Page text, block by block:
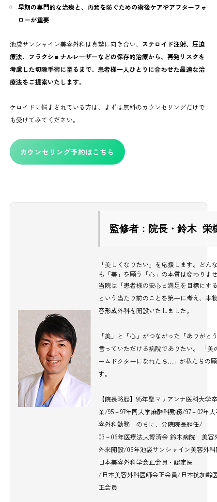
早期の専門的な治療と、再発を防ぐための術後ケアやアフターフォ
ローが重要
池袋サンシャイン美容外科は真摯に向き合い、 ステロイド注射、圧迫
療法、フラクショナルレーザーなどの保存的治療から、再発リスクを
考慮した切除手術に至るまで、患者様一人ひとりに合わせた最適な治
療法をご提案いたします。
ケロイドに悩まされている方は、まずは無料のカウンセリングだけで
も受けてみてください。
カウンセリング予約はこちら
監修者：院長・鈴木 栄
「美しくなりたい」を応援します。どん
も「美」を願う「心」の本質は変わりま
当院は「患者様の安心と満足を目標にす
という当たり前のことを第一に考え、本
容形成外科を開設いたしました。
「美」と「心」がつながった「ありがと
言っていただける病院でありたい。 「美
ームドクターになれたら…」が私たちの
す。
【院長略歴】95年聖マリアンナ医科大学卒
業/95－97年同大学麻酔科勤務/97－02年
容外科勤務 のちに、分院院長歴任/
03－06年医療法人博済会 鈴木病院 美容
外来開設/06年池袋サンシャイン美容外
日本美容外科学会正会員・認定医
/日本美容外科医師会正会員/日本抗加齢
正会員